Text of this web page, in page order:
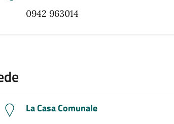
0942 963014
La Casa Comunale